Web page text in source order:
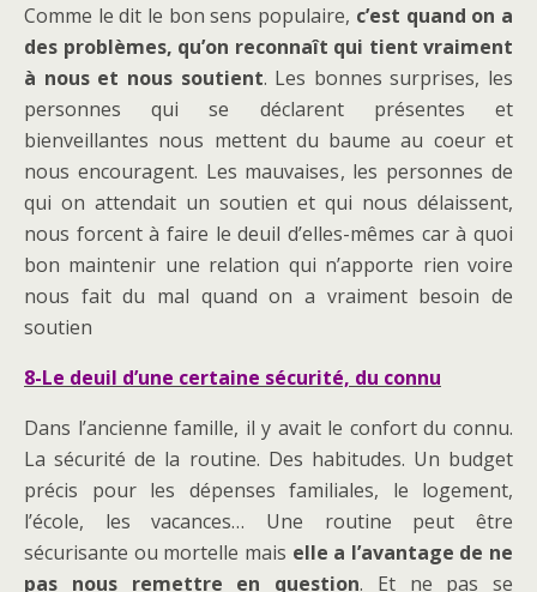
Comme le dit le bon sens populaire, c’est quand on a
des problèmes, qu’on reconnaît qui tient vraiment
à nous et nous soutient. Les bonnes surprises, les
personnes qui se déclarent présentes et
bienveillantes nous mettent du baume au coeur et
nous encouragent. Les mauvaises, les personnes de
qui on attendait un soutien et qui nous délaissent,
nous forcent à faire le deuil d’elles-mêmes car à quoi
bon maintenir une relation qui n’apporte rien voire
nous fait du mal quand on a vraiment besoin de
soutien
8-Le deuil d’une certaine sécurité, du connu
Dans l’ancienne famille, il y avait le confort du connu.
La sécurité de la routine. Des habitudes. Un budget
précis pour les dépenses familiales, le logement,
l’école, les vacances… Une routine peut être
sécurisante ou mortelle mais elle a l’avantage de ne
pas nous remettre en question. Et ne pas se